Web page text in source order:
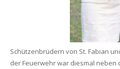
Schützenbrüdern von St. Fabian
der Feuerwehr war diesmal neben